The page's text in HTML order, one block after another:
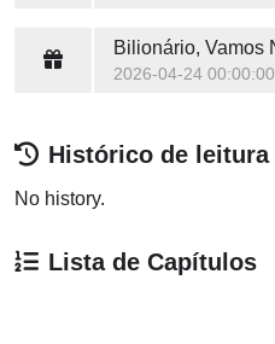
2026-04-24 00:00:00
Histórico de leitura
No history.
Lista de Capítulos